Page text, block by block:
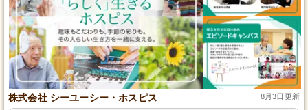
株式会社 シーユーシー・ホスピス 8月3日更新